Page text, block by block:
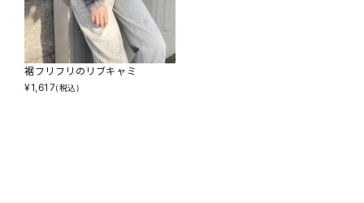
裾フリフリのリブキャミ
¥1,617(税込)